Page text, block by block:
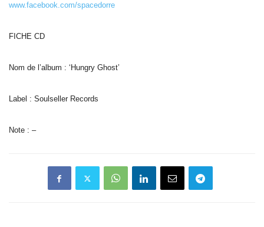
www.facebook.com/spacedorre
FICHE CD
Nom de l’album : ‘Hungry Ghost’
Label : Soulseller Records
Note : –